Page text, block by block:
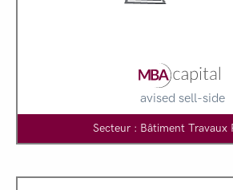
avised sell-side
Secteur : Bâtiment Travaux